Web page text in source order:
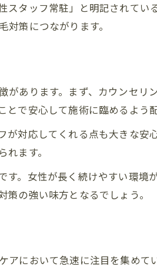
を取り入れた薄毛女性の髪質改
ンで実現する女性の理想ヘアケア
で叶える理想の髪へのステップ
タッフ常駐」と明記されてい
策につながります。
あります。まず、カウンセリ
で安心して施術に臨めるよう
対応してくれる点も大きな安
ます。
。女性が長く続けやすい環境
の強い味方となるでしょう。
において急速に注目を集めて